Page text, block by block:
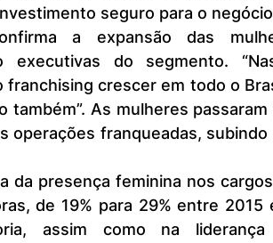
seguro para o negócio
executivas do segmento.
franchising crescer em todo o
também”. As mulheres
operações franqueadas, subindo
de 19% para 29% entre 2015
assim como na liderança